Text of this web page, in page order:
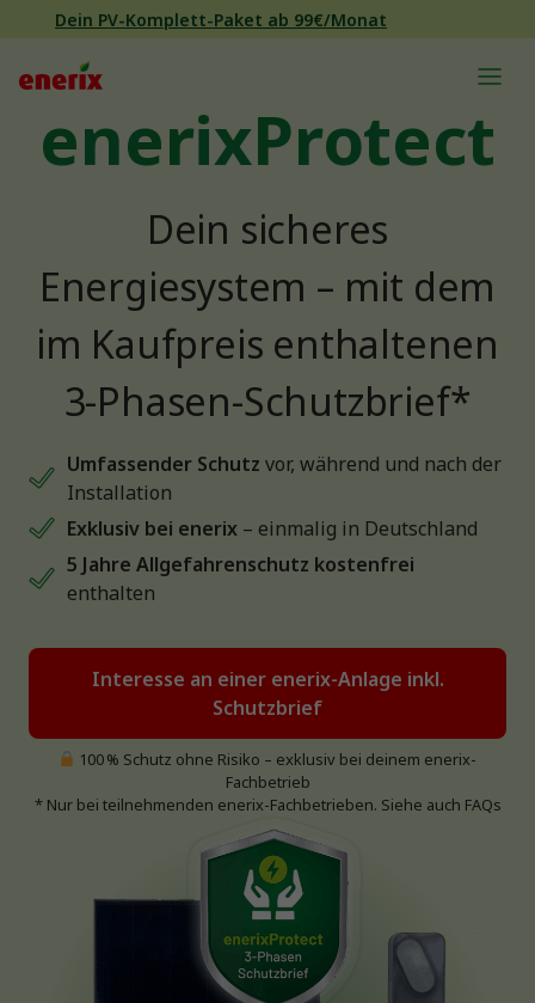
Direkt zum Inhalt wechseln
Dein PV-Komplett-Paket ab 99€/Monat
Hauptnavigation
enerixProtect
Dein sicheres
Energiesystem – mit dem
im Kaufpreis enthaltenen
3-Phasen-Schutzbrief*
Umfassender Schutz vor, während und nach der
Installation
Exklusiv bei enerix – einmalig in Deutschland
5 Jahre Allgefahrenschutz kostenfrei
enthalten
Interesse an einer enerix-Anlage inkl.
Schutzbrief
100 % Schutz ohne Risiko – exklusiv bei deinem enerix-
Fachbetrieb
* Nur bei teilnehmenden enerix-Fachbetrieben. Siehe auch FAQs